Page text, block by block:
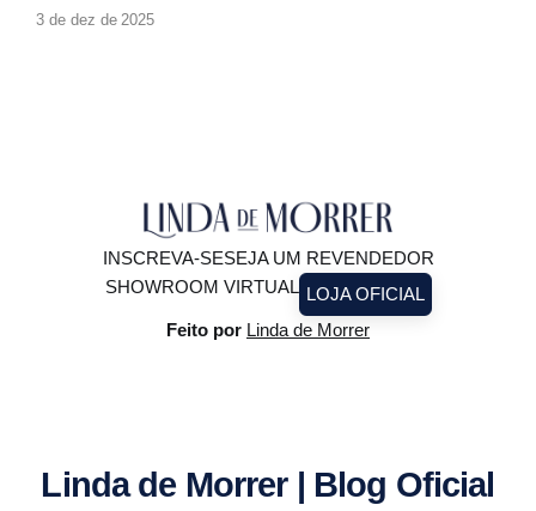
produções glamourosas, luz baixa e ocasiões especiais. A
3 de dez de 2025
INSCREVA-SESEJA UM REVENDEDOR
SHOWROOM VIRTUAL LOJA OFICIAL
Feito por Linda de Morrer
Linda de Morrer | Blog Oficial